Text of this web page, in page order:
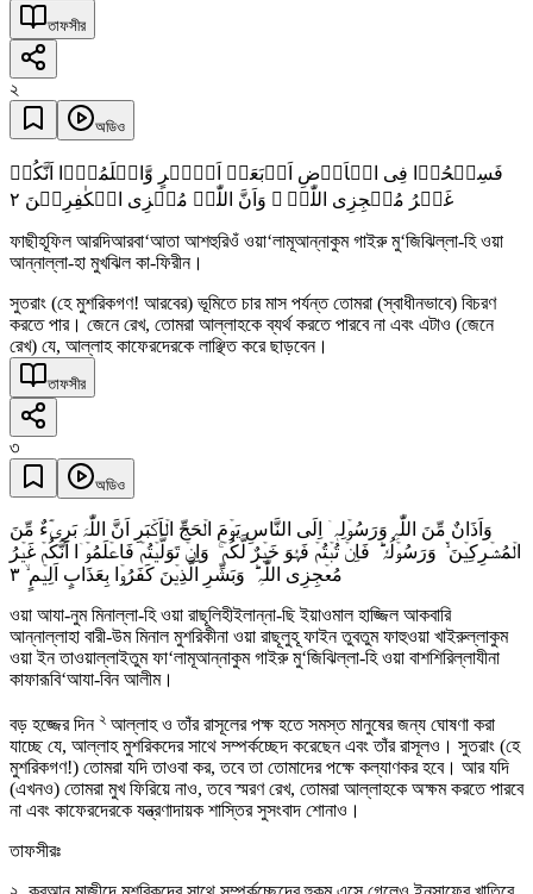
তাফসীর
২
অডিও
فَسِیۡحُوۡا فِی الۡاَرۡضِ اَرۡبَعَۃَ اَشۡہُرٍ وَّاعۡلَمُوۡۤا اَنَّکُمۡ
غَیۡرُ مُعۡجِزِی اللّٰہِ ۙ وَاَنَّ اللّٰہَ مُخۡزِی الۡکٰفِرِیۡنَ ٢
ফাছীহূফিল আরদিআরবা‘আতা আশহুরিওঁ ওয়া‘লামূআন্নাকুম গাইরু মু‘জিঝিল্লা-হি ওয়া
আন্নাল্লা-হা মুখঝিল কা-ফিরীন।
সুতরাং (হে মুশরিকগণ! আরবের) ভূমিতে চার মাস পর্যন্ত তোমরা (স্বাধীনভাবে) বিচরণ
করতে পার। জেনে রেখ, তোমরা আল্লাহকে ব্যর্থ করতে পারবে না এবং এটাও (জেনে
রেখ) যে, আল্লাহ কাফেরদেরকে লাঞ্ছিত করে ছাড়বেন।
তাফসীর
৩
অডিও
وَاَذَانٌ مِّنَ اللّٰہِ وَرَسُوۡلِہٖۤ اِلَی النَّاسِ یَوۡمَ الۡحَجِّ الۡاَکۡبَرِ اَنَّ اللّٰہَ بَرِیۡٓءٌ مِّنَ
الۡمُشۡرِکِیۡنَ ۬ۙ وَرَسُوۡلُہٗ ؕ فَاِنۡ تُبۡتُمۡ فَہُوَ خَیۡرٌ لَّکُمۡ ۚ وَاِنۡ تَوَلَّیۡتُمۡ فَاعۡلَمُوۡۤا اَنَّکُمۡ غَیۡرُ
مُعۡجِزِی اللّٰہِ ؕ وَبَشِّرِ الَّذِیۡنَ کَفَرُوۡا بِعَذَابٍ اَلِیۡمٍ ۙ ٣
ওয়া আযা-নুম মিনাল্লা-হি ওয়া রাছূলিহীইলান্না-ছি ইয়াওমাল হাজ্জিল আকবারি
আন্নাল্লাহা বারী-উম মিনাল মুশরিকীনা ওয়া রাছূলুহূ ফাইন তুবতুম ফাহুওয়া খাইরুল্লাকুম
ওয়া ইন তাওয়াল্লাইতুম ফা‘লামূআন্নাকুম গাইরু মু‘জিঝিল্লা-হি ওয়া বাশশিরিল্লাযীনা
কাফারূবি‘আযা-বিন আলীম।
বড় হজ্জের দিন ২ আল্লাহ ও তাঁর রাসূলের পক্ষ হতে সমস্ত মানুষের জন্য ঘোষণা করা
যাচ্ছে যে, আল্লাহ মুশরিকদের সাথে সম্পর্কচ্ছেদ করেছেন এবং তাঁর রাসূলও। সুতরাং (হে
মুশরিকগণ!) তোমরা যদি তাওবা কর, তবে তা তোমাদের পক্ষে কল্যাণকর হবে। আর যদি
(এখনও) তোমরা মুখ ফিরিয়ে নাও, তবে স্মরণ রেখ, তোমরা আল্লাহকে অক্ষম করতে পারবে
না এবং কাফেরদেরকে যন্ত্রণাদায়ক শাস্তির সুসংবাদ শোনাও।
তাফসীরঃ